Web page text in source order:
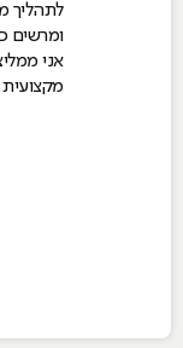
לתהליך
ומרשים
אני